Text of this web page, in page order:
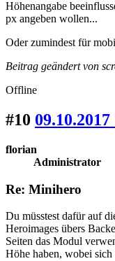
Höhenangabe
px angeben wollen...
Oder zumindest für
Beitrag geändert von
Offline
#10
florian
Administrator
Re: Minihero
Du müsstest dafür auf
Heroimages übers
Seiten das Modul
Höhe haben, wobei